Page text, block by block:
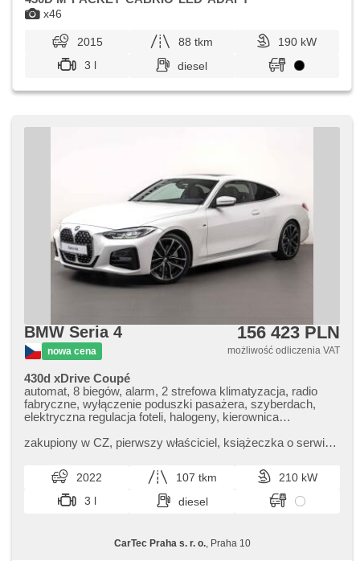
wielofunkcyjna, napęd 4x4
x46
2015 88 tkm
190 kW
3 l
diesel
BMW Seria 4
nowa cena
156 423 PLN
możliwość odliczenia VAT
430d xDrive Coupé
automat, 8 biegów, alarm, 2 strefowa klimatyzacja, radio
fabryczne, wyłączenie poduszki pasażera, szyberdach,
elektryczna regulacja foteli, halogeny, kierownica
hamulcowych, czujnik ciśnienia opon, zatmavená zadní
startování, podgrzewane fotele, asystent martwego pola,
asystent parkowania
zakupiony w CZ,​ pierwszy właściciel,​ książeczka o serwis.,​
Praha. Pro více inf...
2022 107 tkm
210 kW
3 l
diesel
CarTec Praha s. r. o., Praha 10